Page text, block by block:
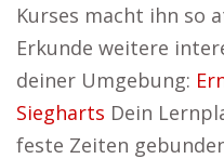
Kurses macht ihn so
Erkunde weitere
deiner Umgebung:
Siegharts Dein
feste Zeiten